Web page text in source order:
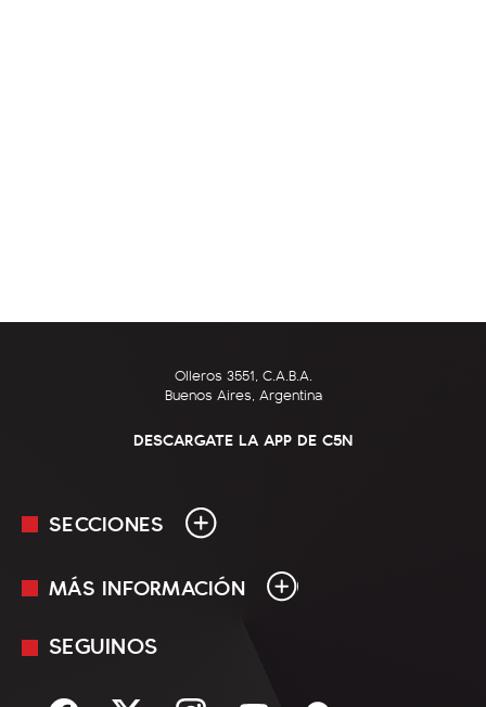
Olleros 3551, C.A.B.A.
Buenos Aires, Argentina
DESCARGATE LA APP DE C5N
SECCIONES
En Vivo
MÁS INFORMACIÓN
Mediakit
Términos y condiciones
SEGUINOS